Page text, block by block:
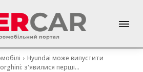
Hyundai може випустити
з'явилися перші...